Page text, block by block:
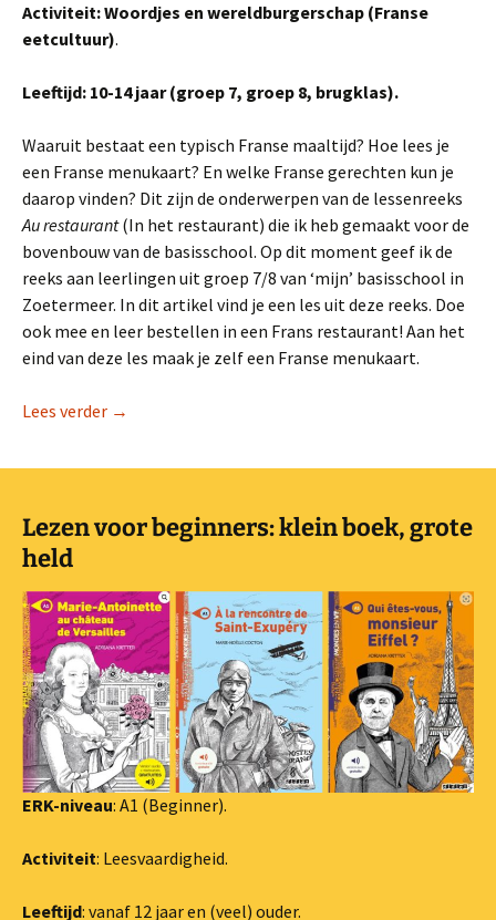
Activiteit: Woordjes en wereldburgerschap (Franse
eetcultuur).
Leeftijd: 10-14 jaar (groep 7, groep 8, brugklas).
Waaruit bestaat een typisch Franse maaltijd? Hoe lees je
een Franse menukaart? En welke Franse gerechten kun je
daarop vinden? Dit zijn de onderwerpen van de lessenreeks
Au restaurant(In het restaurant) die ik heb gemaakt voor de
bovenbouw van de basisschool. Op dit moment geef ik de
reeks aan leerlingen uit groep 7/8 van ‘mijn’ basisschool in
Zoetermeer. In dit artikel vind je een les uit deze reeks. Doe
ook mee en leer bestellen in een Frans restaurant! Aan het
eind van deze les maak je zelf een Franse menukaart.
Lees verder Lesidee: Een Franse menukaart maken
→
Lezen voor beginners: klein boek, grote
held
ERK-niveau: A1 (Beginner).
Activiteit: Leesvaardigheid.
Leeftijd: vanaf 12 jaar en (veel) ouder.